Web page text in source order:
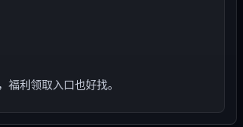
福利领取入口也好找。